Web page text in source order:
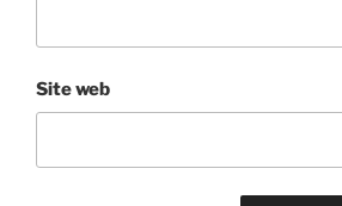
Site web